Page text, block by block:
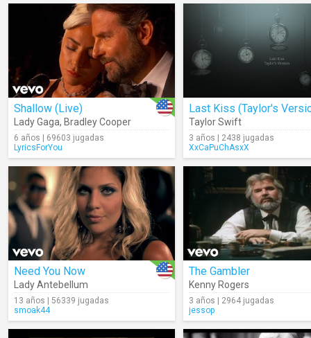
Shallow (Live)
Lady Gaga, Bradley Cooper
6 años | 69603 jugadas
LyricsForYou
Taylor Swift
3 años | 2438 jugadas
XxCaPuChAsxX
Need You Now
Lady Antebellum
13 años | 56339 jugadas
smoak44
The Gambler
Kenny Rogers
3 años | 2964 jugadas
jessop